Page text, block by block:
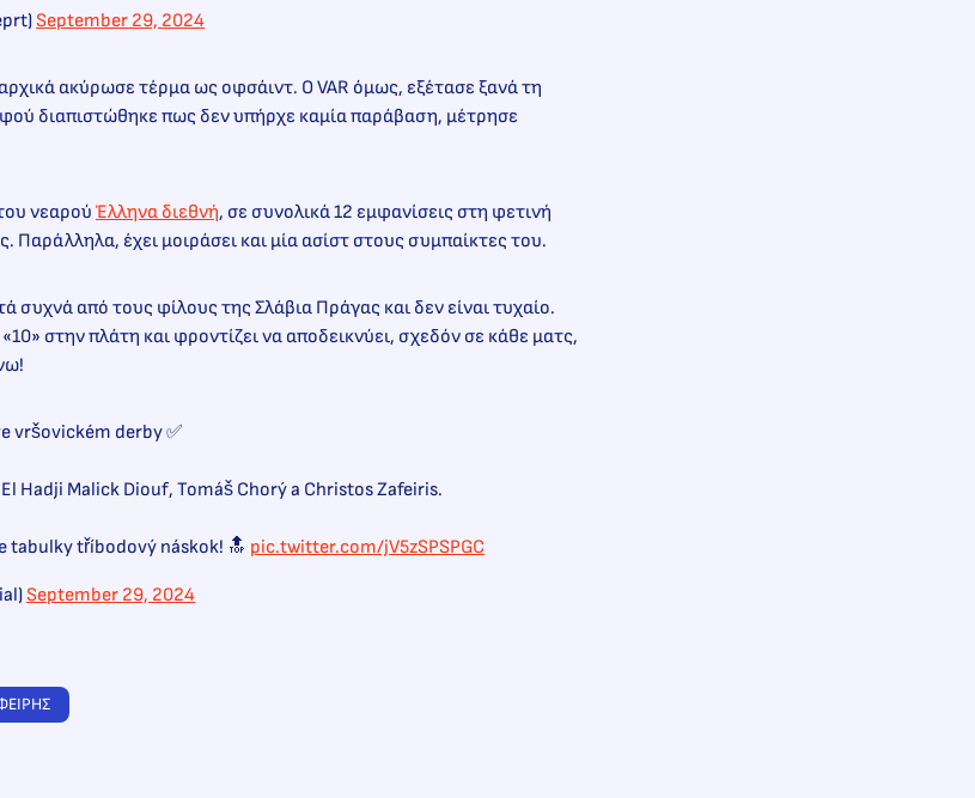
September 29, 2024
ακύρωσε τέρμα ως οφσάιντ. Ο VAR όμως, εξέτασε ξανά τη
διαπιστώθηκε πως δεν υπήρχε καμία παράβαση, μέτρησε
νεαρού Έλληνα διεθνή, σε συνολικά 12 εμφανίσεις στη φετινή
Παράλληλα, έχει μοιράσει και μία ασίστ στους συμπαίκτες του.
συχνά από τους φίλους της Σλάβια Πράγας και δεν είναι τυχαίο.
στην πλάτη και φροντίζει να αποδεικνύει, σχεδόν σε κάθε ματς,
vršovickém derby ✅
Hadji Malick Diouf, Tomáš Chorý a Christos Zafeiris.
tabulky tříbodový náskok! 🔝 pic.twitter.com/jV5zSPSPGC
September 29, 2024